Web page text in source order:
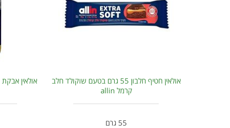
אולאין חטיף חלבון 55 גרם בטעם שוקולד חלב
קרמל allin
55 גרם